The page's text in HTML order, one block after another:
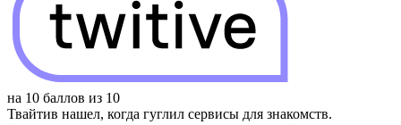
на 10 баллов из 10
Твайтив нашел, когда гуглил сервисы для знакомств.